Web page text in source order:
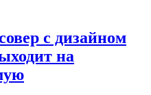
с дизайном
на